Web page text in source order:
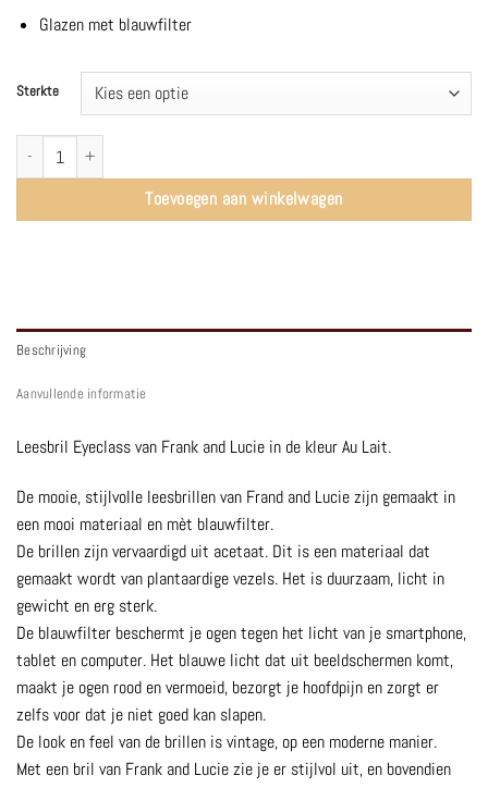
Glazen met blauwfilter
Sterkte
EyeClass | Au Lait - Frank and Lucie aantal
Toevoegen aan winkelwagen
Beschrijving
Aanvullende informatie
Leesbril Eyeclass van Frank and Lucie in de kleur Au Lait.
De mooie, stijlvolle leesbrillen van Frand and Lucie zijn gemaakt in
een mooi materiaal en mèt blauwfilter.
De brillen zijn vervaardigd uit acetaat. Dit is een materiaal dat
gemaakt wordt van plantaardige vezels. Het is duurzaam, licht in
gewicht en erg sterk.
De blauwfilter beschermt je ogen tegen het licht van je smartphone,
tablet en computer. Het blauwe licht dat uit beeldschermen komt,
maakt je ogen rood en vermoeid, bezorgt je hoofdpijn en zorgt er
zelfs voor dat je niet goed kan slapen.
De look en feel van de brillen is vintage, op een moderne manier.
Met een bril van Frank and Lucie zie je er stijlvol uit, en bovendien